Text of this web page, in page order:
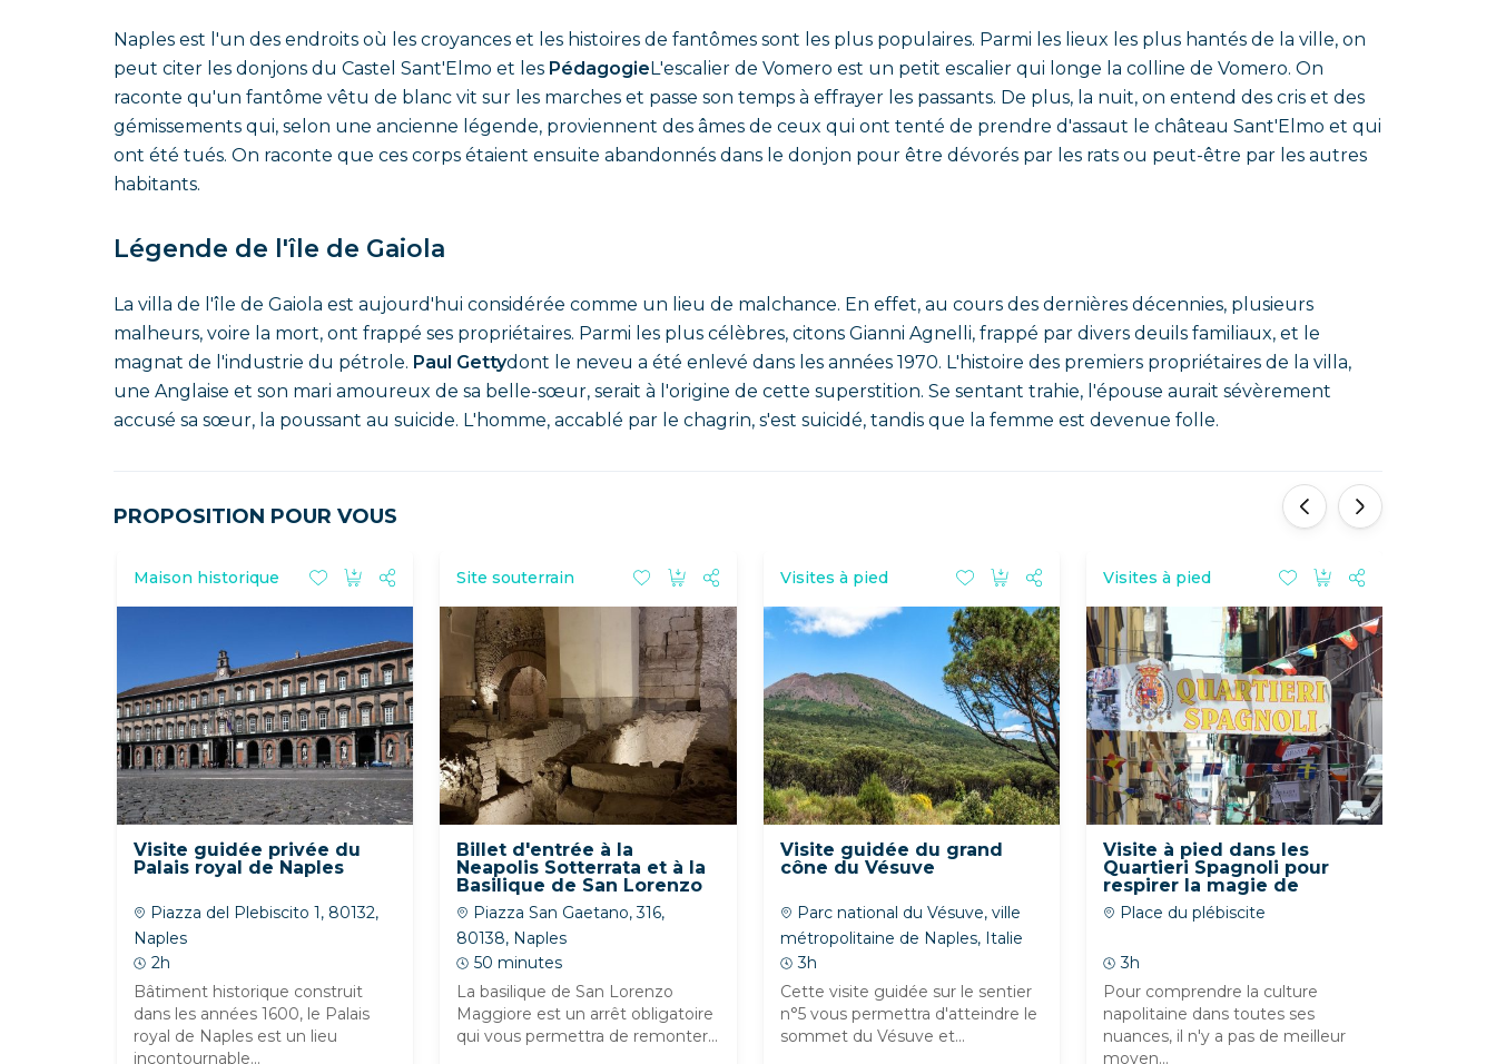
Naples est l'un des endroits où les croyances et les histoires de fantômes sont les plus populaires. Parmi les lieux les plus hantés de la ville, on
peut citer les donjons du Castel Sant'Elmo et les PédagogieL'escalier de Vomero est un petit escalier qui longe la colline de Vomero. On
raconte qu'un fantôme vêtu de blanc vit sur les marches et passe son temps à effrayer les passants. De plus, la nuit, on entend des cris et des
gémissements qui, selon une ancienne légende, proviennent des âmes de ceux qui ont tenté de prendre d'assaut le château Sant'Elmo et qui
ont été tués. On raconte que ces corps étaient ensuite abandonnés dans le donjon pour être dévorés par les rats ou peut-être par les autres
habitants.
Légende de l'île de Gaiola
La villa de l'île de Gaiola est aujourd'hui considérée comme un lieu de malchance. En effet, au cours des dernières décennies, plusieurs
malheurs, voire la mort, ont frappé ses propriétaires. Parmi les plus célèbres, citons Gianni Agnelli, frappé par divers deuils familiaux, et le
magnat de l'industrie du pétrole. Paul Gettydont le neveu a été enlevé dans les années 1970. L'histoire des premiers propriétaires de la villa,
une Anglaise et son mari amoureux de sa belle-sœur, serait à l'origine de cette superstition. Se sentant trahie, l'épouse aurait sévèrement
accusé sa sœur, la poussant au suicide. L'homme, accablé par le chagrin, s'est suicidé, tandis que la femme est devenue folle.
PROPOSITION POUR VOUS
Visites à pied
Visite à pied dans les
Quartieri Spagnoli pour
respirer la magie de
Naples
Place du plébiscite
3h
Pour comprendre la culture
napolitaine dans toutes ses
nuances, il n'y a pas de meilleur
moyen...
Visites à pied
Visite guidée du grand
cône du Vésuve
Parc national du Vésuve, ville
métropolitaine de Naples, Italie
3h
Cette visite guidée sur le sentier
n°5 vous permettra d'atteindre le
sommet du Vésuve et...
Site souterrain
Billet d'entrée à la
Neapolis Sotterrata et à la
Basilique de San Lorenzo
Maggiore
Piazza San Gaetano, 316,
80138, Naples
50 minutes
La basilique de San Lorenzo
Maggiore est un arrêt obligatoire
qui vous permettra de remonter...
Maison historique
Visite guidée privée du
Palais royal de Naples
Piazza del Plebiscito 1, 80132,
Naples
2h
Bâtiment historique construit
dans les années 1600, le Palais
royal de Naples est un lieu
incontournable...
'